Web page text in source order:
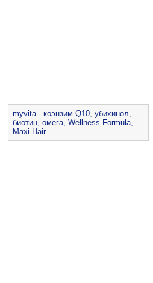
myvita - коэнзим Q10, убихинол,
биотин, омега, Wellness Formula,
Maxi-Hair